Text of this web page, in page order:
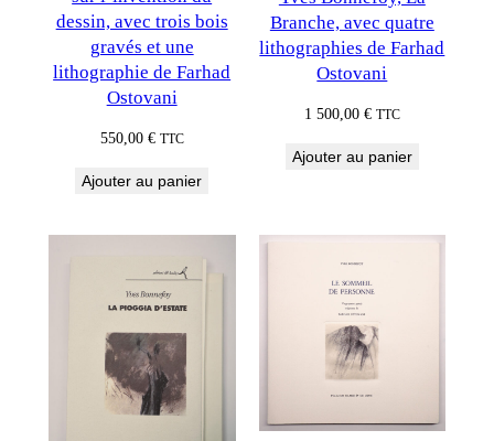
dessin, avec trois bois
gravés et une
lithographie de Farhad
Ostovani
550,00 € TTC
Ajouter au panier
Branche, avec quatre
lithographies de Farhad
Ostovani
1 500,00 € TTC
Ajouter au panier